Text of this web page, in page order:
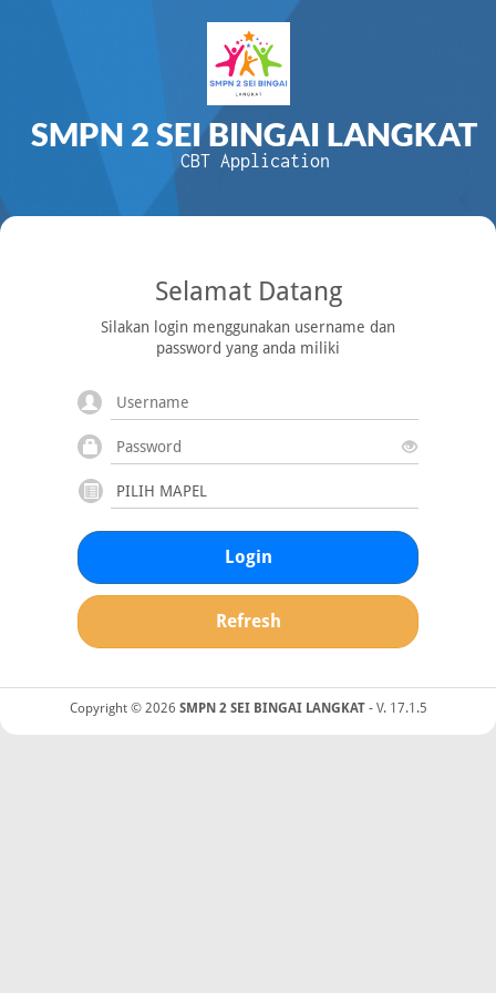
SMPN 2 SEI BINGAI LANGKAT
CBT Application
Selamat Datang
Silakan login menggunakan username dan
password yang anda miliki
Login
Refresh
Copyright © 2026 SMPN 2 SEI BINGAI LANGKAT- V. 17.1.5